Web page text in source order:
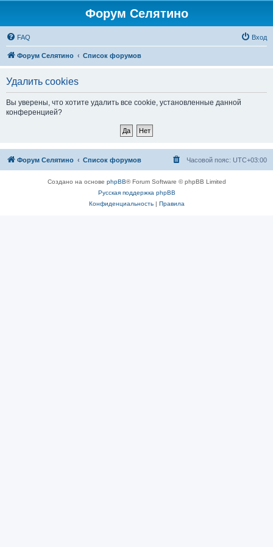
Форум Селятино
FAQ Вход
Форум Селятино Список форумов
Удалить cookies
Вы уверены, что хотите удалить все cookie, установленные данной
конференцией?
Форум Селятино Список форумов Часовой пояс: UTC+03:00
Создано на основе phpBB® Forum Software © phpBB Limited
Русская поддержка phpBB
Конфиденциальность| Правила